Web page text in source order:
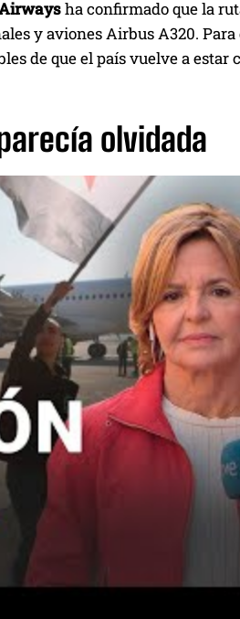
ha confirmado que la
y aviones Airbus A320.
de que el país vuelve a estar
olvidada